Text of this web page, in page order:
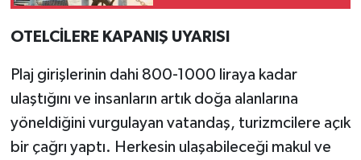
OTELCİLERE KAPANIŞ UYARISI
Plaj girişlerinin dahi 800-1000 liraya kadar
ulaştığını ve insanların artık doğa alanlarına
yöneldiğini vurgulayan vatandaş, turizmcilere açık
bir çağrı yaptı. Herkesin ulaşabileceği makul ve